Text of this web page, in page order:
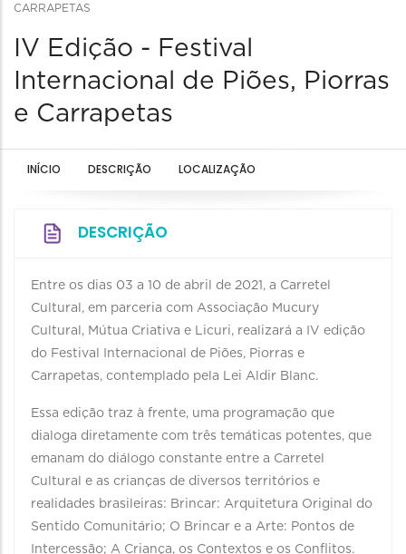
CARRAPETAS
IV Edição - Festival
Internacional de Piões, Piorras
e Carrapetas
INÍCIO DESCRIÇÃO LOCALIZAÇÃO
DESCRIÇÃO
Entre os dias 03 a 10 de abril de 2021, a Carretel
Cultural, em parceria com Associação Mucury
Cultural, Mútua Criativa e Licuri, realizará a IV edição
do Festival Internacional de Piões, Piorras e
Carrapetas, contemplado pela Lei Aldir Blanc.
Essa edição traz à frente, uma programação que
dialoga diretamente com três temáticas potentes, que
emanam do diálogo constante entre a Carretel
Cultural e as crianças de diversos territórios e
realidades brasileiras: Brincar: Arquitetura Original do
Sentido Comunitário; O Brincar e a Arte: Pontos de
Intercessão; A Criança, os Contextos e os Conflitos.